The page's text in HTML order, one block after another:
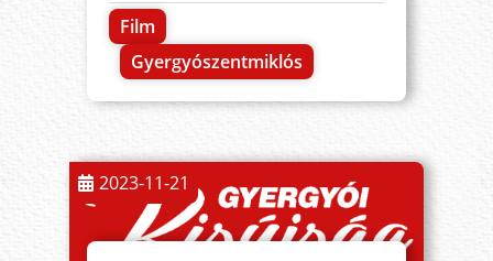
Film
Gyergyószentmiklós
2023-11-21